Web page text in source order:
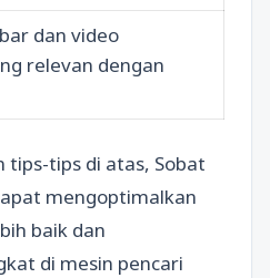
dan video
relevan dengan
tips-tips di atas, Sobat
mengoptimalkan
baik dan
di mesin pencari